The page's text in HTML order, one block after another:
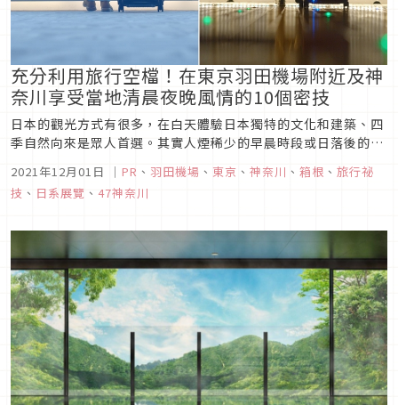
充分利用旅行空檔！在東京羽田機場附近及神
奈川享受當地清晨夜晚風情的10個密技
日本的觀光方式有很多，在白天體驗日本獨特的文化和建築、四
季自然向來是眾人首選。其實人煙稀少的早晨時段或日落後的夜
日本後或回國前的早晨及夜晚空檔時間，要向大家推薦10個在此
度過的方式，不浪費任何在日本的每分每秒！
2021年12月01日 ｜ PR 、 羽田機場 、 東京 、 神奈川 、 箱根 、 旅行祕
技 、 日系展覽 、 47神奈川